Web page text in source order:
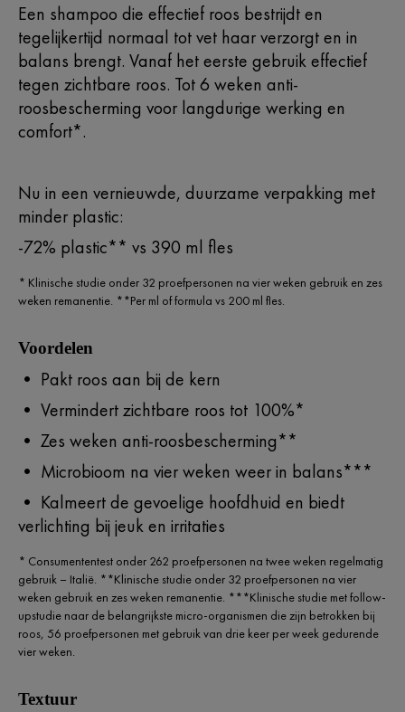
Een shampoo die effectief roos bestrijdt en
tegelijkertijd normaal tot vet haar verzorgt en in
balans brengt. Vanaf het eerste gebruik effectief
tegen zichtbare roos. Tot 6 weken anti-
roosbescherming voor langdurige werking en
comfort*.
Nu in een vernieuwde, duurzame verpakking met
minder plastic:
-72% plastic** vs 390 ml fles
* Klinische studie onder 32 proefpersonen na vier weken gebruik en zes
weken remanentie. **Per ml of formula vs 200 ml fles.
Voordelen
• Pakt roos aan bij de kern
• Vermindert zichtbare roos tot 100%*
• Zes weken anti-roosbescherming**
• Microbioom na vier weken weer in balans***
• Kalmeert de gevoelige hoofdhuid en biedt
verlichting bij jeuk en irritaties
* Consumententest onder 262 proefpersonen na twee weken regelmatig
gebruik – Italië. **Klinische studie onder 32 proefpersonen na vier
weken gebruik en zes weken remanentie. ***Klinische studie met follow-
upstudie naar de belangrijkste micro-organismen die zijn betrokken bij
roos, 56 proefpersonen met gebruik van drie keer per week gedurende
vier weken.
Textuur